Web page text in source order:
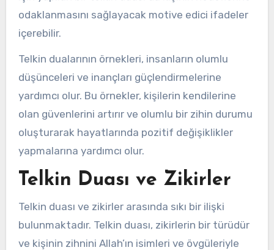
odaklanmasını sağlayacak motive edici ifadeler
içerebilir.
Telkin dualarının örnekleri, insanların olumlu
düşünceleri ve inançları güçlendirmelerine
yardımcı olur. Bu örnekler, kişilerin kendilerine
olan güvenlerini artırır ve olumlu bir zihin durumu
oluşturarak hayatlarında pozitif değişiklikler
yapmalarına yardımcı olur.
Telkin Duası ve Zikirler
Telkin duası ve zikirler arasında sıkı bir ilişki
bulunmaktadır. Telkin duası, zikirlerin bir türüdür
ve kişinin zihnini Allah’ın isimleri ve övgüleriyle